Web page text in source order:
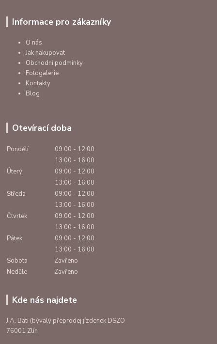
Informace pro zákazníky
O nás
Jak nakupovat
Obchodní podmínky
Fotogalerie
Kontakty
Blog
Otevírací doba
Pondělí
09:00 - 12:00
13:00 - 16:00
Úterý
09:00 - 12:00
13:00 - 16:00
Středa
09:00 - 12:00
13:00 - 16:00
Čtvrtek
09:00 - 12:00
13:00 - 16:00
Pátek
09:00 - 12:00
13:00 - 16:00
Sobota
Zavřeno
Neděle
Zavřeno
Kde nás najdete
J.A. Bati (bývalý přeprodej jízdenek DSZO
76001 Zlín